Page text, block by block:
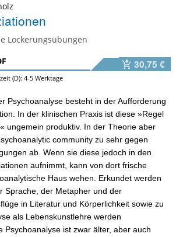
Lockerungsübungen
30,75 €
(D): 4-5 Werktage
Psychoanalyse besteht in der Aufforderung
In der klinischen Praxis ist diese »Regel
ungemein produktiv. In der Theorie aber
community zu sehr gegen
ab. Wenn sie diese jedoch in den
aufnimmt, kann von dort frische
Haus wehen. Erkundet werden
Sprache, der Metapher und der
in Literatur und Körperlichkeit sowie zu
als Lebenskunstlehre werden
Psychoanalyse ist zwar älter, aber auch